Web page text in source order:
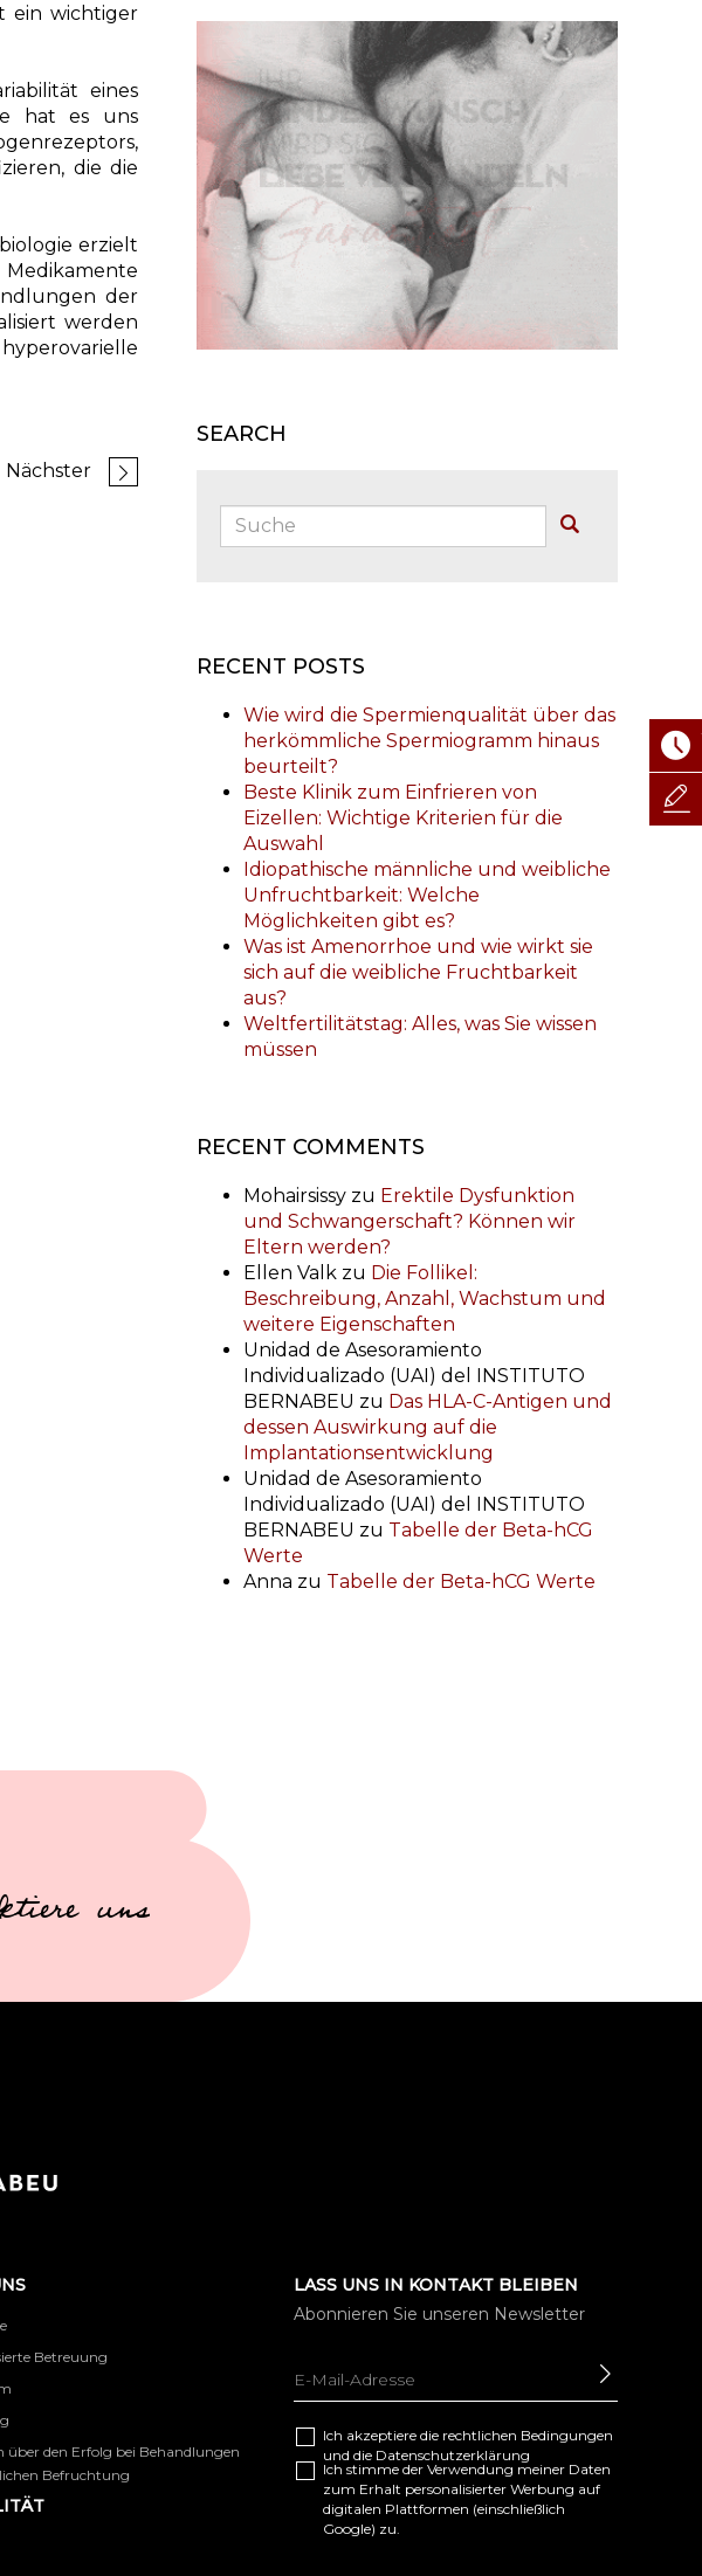
ein wichtiger
eines
hat es uns
die die
erzielt
der
werden
Nächster
SEARCH
Suche:
RECENT POSTS
Wie wird die Spermienqualität über das
herkömmliche Spermiogramm hinaus
beurteilt?
Beste Klinik zum Einfrieren von
Eizellen: Wichtige Kriterien für die
Auswahl
Idiopathische männliche und weibliche
Unfruchtbarkeit: Welche
Möglichkeiten gibt es?
Was ist Amenorrhoe und wie wirkt sie
sich auf die weibliche Fruchtbarkeit
aus?
Weltfertilitätstag: Alles, was Sie wissen
müssen
RECENT COMMENTS
Mohairsissy zu Erektile Dysfunktion
und Schwangerschaft? Können wir
Eltern werden?
Ellen Valk zu Die Follikel:
Beschreibung, Anzahl, Wachstum und
weitere Eigenschaften
Unidad de Asesoramiento
Individualizado (UAI) del INSTITUTO
BERNABEU zu Das HLA-C-Antigen und
dessen Auswirkung auf die
Implantationsentwicklung
Unidad de Asesoramiento
Individualizado (UAI) del INSTITUTO
BERNABEU zu Tabelle der Beta-hCG
Werte
Anna zu Tabelle der Beta-hCG Werte
uns
Betreuung
über den Erfolg bei Behandlungen
Befruchtung
LASS UNS IN KONTAKT BLEIBEN
Abonnieren Sie unseren Newsletter
Ich akzeptiere die rechtlichen Bedingungen
und die Datenschutzerklärung
Ich stimme der Verwendung meiner Daten
zum Erhalt personalisierter Werbung auf
digitalen Plattformen (einschließlich
Google) zu.